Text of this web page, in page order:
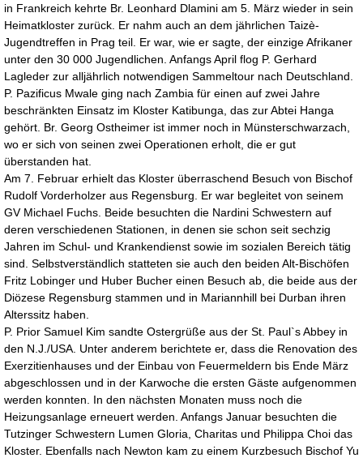
in Frankreich kehrte Br. Leonhard Dlamini am 5. März wieder in sein
Heimatkloster zurück. Er nahm auch an dem jährlichen Taizè-
Jugendtreffen in Prag teil. Er war, wie er sagte, der einzige Afrikaner
unter den 30 000 Jugendlichen. Anfangs April flog P. Gerhard
Lagleder zur alljährlich notwendigen Sammeltour nach Deutschland.
P. Pazificus Mwale ging nach Zambia für einen auf zwei Jahre
beschränkten Einsatz im Kloster Katibunga, das zur Abtei Hanga
gehört. Br. Georg Ostheimer ist immer noch in Münsterschwarzach,
wo er sich von seinen zwei Operationen erholt, die er gut
überstanden hat.
Am 7. Februar erhielt das Kloster überraschend Besuch von Bischof
Rudolf Vorderholzer aus Regensburg. Er war begleitet von seinem
GV Michael Fuchs. Beide besuchten die Nardini Schwestern auf
deren verschiedenen Stationen, in denen sie schon seit sechzig
Jahren im Schul- und Krankendienst sowie im sozialen Bereich tätig
sind. Selbstverständlich statteten sie auch den beiden Alt-Bischöfen
Fritz Lobinger und Huber Bucher einen Besuch ab, die beide aus der
Diözese Regensburg stammen und in Mariannhill bei Durban ihren
Alterssitz haben.
P. Prior Samuel Kim sandte Ostergrüße aus der St. Paul`s Abbey in
den N.J./USA. Unter anderem berichtete er, dass die Renovation des
Exerzitienhauses und der Einbau von Feuermeldern bis Ende März
abgeschlossen und in der Karwoche die ersten Gäste aufgenommen
werden konnten. In den nächsten Monaten muss noch die
Heizungsanlage erneuert werden. Anfangs Januar besuchten die
Tutzinger Schwestern Lumen Gloria, Charitas und Philippa Choi das
Kloster. Ebenfalls nach Newton kam zu einem Kurzbesuch Bischof Yu